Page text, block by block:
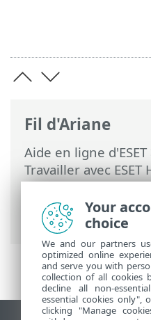
Fil d'Ariane
Aide en ligne d'ESET
Travailler avec ESET
Fonctionnalités
membre
>ESET
Activation de la
Your
choice
We and our partners
optimized online
and serve you with
collection of all cookies
decline all non-
essential cookies only",
clicking "Manage